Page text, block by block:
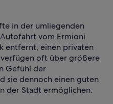
in der umliegenden
vom Ermioni
entfernt, einen privaten
verfügen oft über größere
Gefühl der
sie dennoch einen guten
der Stadt ermöglichen.